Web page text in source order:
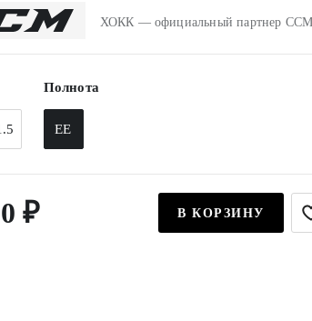
ХОКК — официальный партнер CCM
Полнота
EE
₽ В КОРЗИНУ